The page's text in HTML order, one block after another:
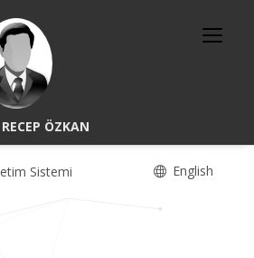
ÖZKAN
Sistemi English